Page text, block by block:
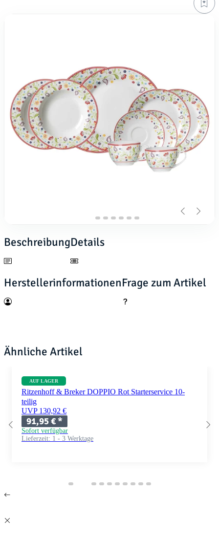
BeschreibungDetails
HerstellerinformationenFrage zum Artikel
Ähnliche Artikel
AUF LAGER
Ritzenhoff & Breker DOPPIO Rot Starterservice 10-
teilig
UVP 130,92 €
91,95 €*
Sofort verfügbar
Lieferzeit: 1 - 3 Werktage